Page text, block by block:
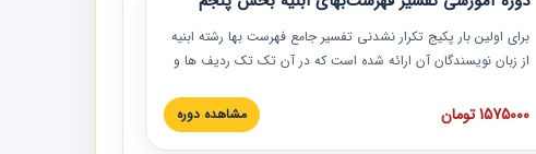
برای اولین بار پکیج تکرار نشدنی تفسیر جامع فهرست بها رشته ابنیه
از زبان نویسندگان آن ارائه شده است که در آن تک تک ردیف ها و
تصویری بوده و به همراه تصاویر عملیات اجرایی مرتبط با ردیف های
فهرست بها ارائه شده است. این دوره با کلام مهندس
1575000 تومان مشاهده دوره